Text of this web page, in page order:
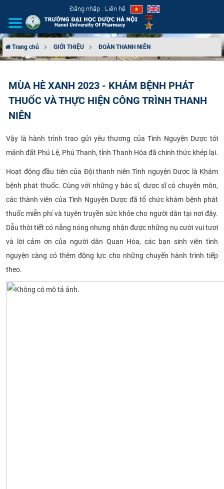
Đăng nhập Liên hệ
CƠ CẤU TỔ CHỨC
TUYỂN SINH
ĐÀO TẠO
KHOA HỌC CÔNG NGHỆ
HTQT
CỰU NGƯỜI HỌC
Trang chủ GIỚI THIỆU ĐOÀN THANH NIÊN
MÙA HÈ XANH 2023 - KHÁM BỆNH PHÁT
THUỐC VÀ THỰC HIỆN CÔNG TRÌNH THANH
NIÊN
Vậy là hành trình trao gửi yêu thương của Tình Nguyện Dược tới
mảnh đất Phú Lệ, Phú Thanh, tỉnh Thanh Hóa đã chính thức khép lại.
Hoạt động đầu tiên của Đội thanh niên Tình nguyện Dược là Khám
bệnh phát thuốc. Cùng với những y bác sĩ, dược sĩ có chuyên môn,
các thành viên của Tình Nguyện Dược đã tổ chức khám bệnh phát
thuốc miễn phí và tuyên truyền sức khỏe cho người dân tại nơi đây.
Dẫu thời tiết có nắng nóng nhưng nhận được những nụ cười vui tươi
và lời cảm ơn của người dân Quan Hóa, các bạn sinh viên tình
nguyện càng có thêm động lực cho những chuyến hành trình tiếp
theo.